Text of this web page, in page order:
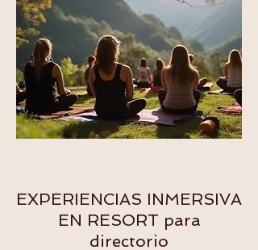
EXPERIENCIAS INMERSIVA
EN RESORT para
directorio